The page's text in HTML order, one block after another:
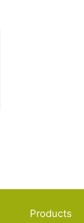
Products